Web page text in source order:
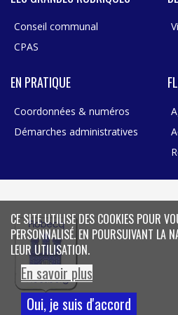
Conseil communal
CPAS
EN PRATIQUE
Coordonnées & numéros
Démarches administratives
CE SITE UTILISE DES COOKIES POUR
PERSONNALISÉ. EN POURSUIVANT LA
LEUR UTILISATION.
En savoir plus
Oui, je suis d'accord